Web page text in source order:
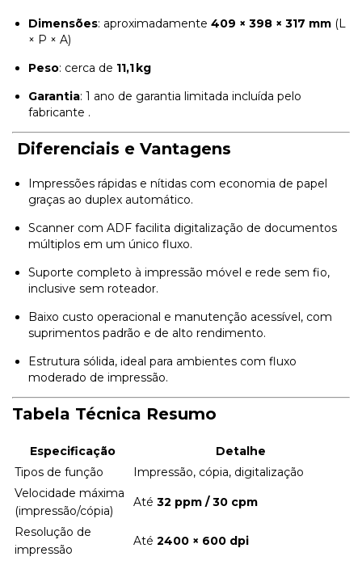
Dimensões: aproximadamente 409 × 398 × 317 mm (L
× P × A)
Peso: cerca de 11,1 kg
Garantia: 1 ano de garantia limitada incluída pelo
fabricante ⁣ .
Diferenciais e Vantagens
Impressões rápidas e nítidas com economia de papel
graças ao duplex automático.
Scanner com ADF facilita digitalização de documentos
múltiplos em um único fluxo.
Suporte completo à impressão móvel e rede sem fio,
inclusive sem roteador.
Baixo custo operacional e manutenção acessível, com
suprimentos padrão e de alto rendimento.
Estrutura sólida, ideal para ambientes com fluxo
moderado de impressão.
Tabela Técnica Resumo
Especificação
Detalhe
Tipos de função
Impressão, cópia, digitalização
Velocidade máxima
(impressão/cópia)
Até 32 ppm / 30 cpm
Resolução de
impressão
Até 2400 × 600 dpi